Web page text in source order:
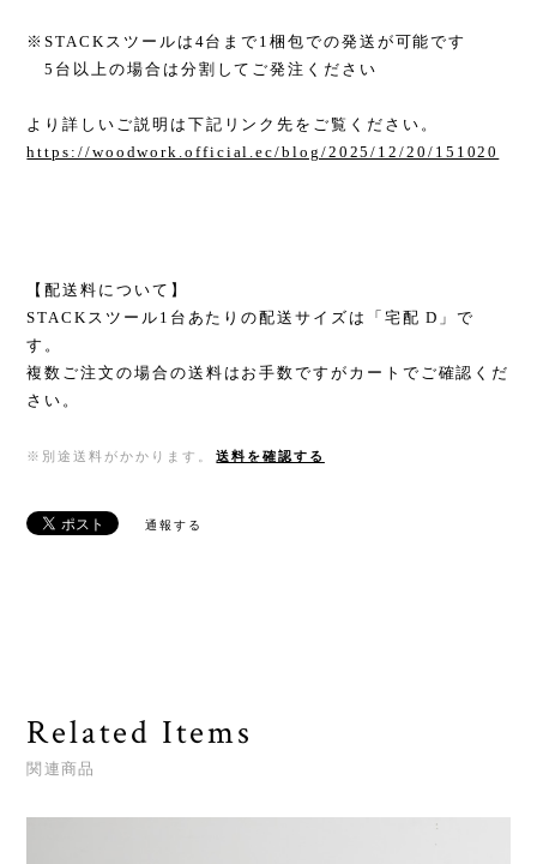
※STACKスツールは4台まで1梱包での発送が可能です
5台以上の場合は分割してご発注ください
より詳しいご説明は下記リンク先をご覧ください。
https://woodwork.official.ec/blog/2025/12/20/151020
【配送料について】
STACKスツール1台あたりの配送サイズは「宅配 D」で
す。
複数ご注文の場合の送料はお手数ですがカートでご確認くだ
さい。
※別途送料がかかります。 送料を確認する
通報する
Related Items
関連商品